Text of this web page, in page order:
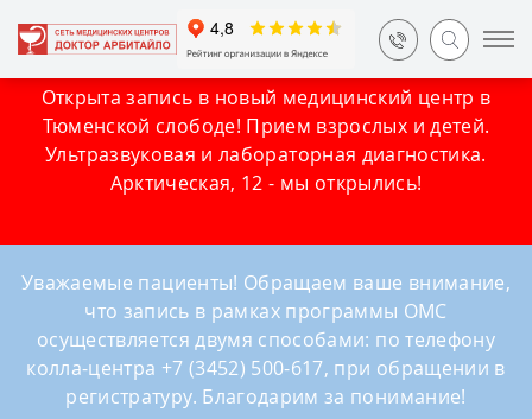
Открыта запись в новый медицинский центр в
Тюменской слободе! Прием взрослых и детей.
Ультразвуковая и лабораторная диагностика.
Арктическая, 12 - мы открылись!
Уважаемые пациенты! Обращаем ваше внимание,
что запись в рамках программы ОМС
осуществляется двумя способами: по телефону
колла-центра +7 (3452) 500-617, при обращении в
регистратуру. Благодарим за понимание!